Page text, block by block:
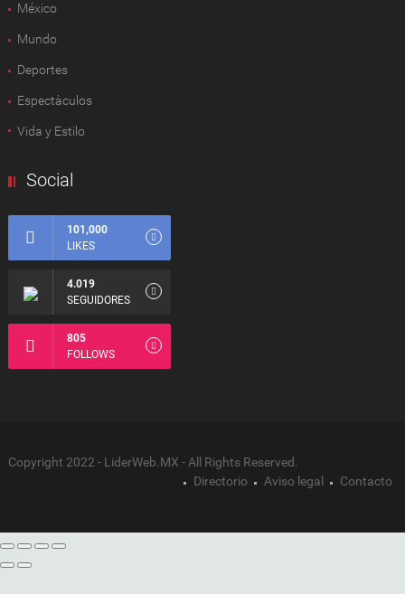
México
Mundo
Deportes
Espectàculos
Vida y Estilo
Social
101,000
LIKES
4.019
SEGUIDORES
805
FOLLOWS
Copyright 2022 - LiderWeb.MX - All Rights Reserved.
Directorio
Aviso legal Contacto